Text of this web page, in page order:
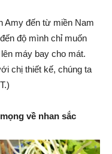
Amy đến từ miền Nam
độ mình chỉ muốn
máy bay cho mát.
chị thiết kế, chúng ta
về nhan sắc